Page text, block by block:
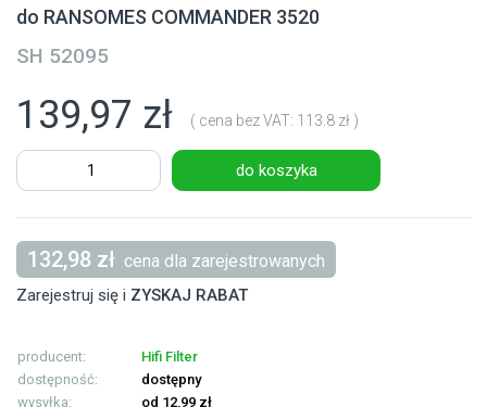
do RANSOMES COMMANDER 3520
SH 52095
139,97 zł ( cena bez VAT: 113.8 zł )
do koszyka
132,98 zł cena dla zarejestrowanych
Zarejestruj się i ZYSKAJ RABAT
producent:
Hifi Filter
dostępność:
dostępny
wysyłka:
od 12,99 zł